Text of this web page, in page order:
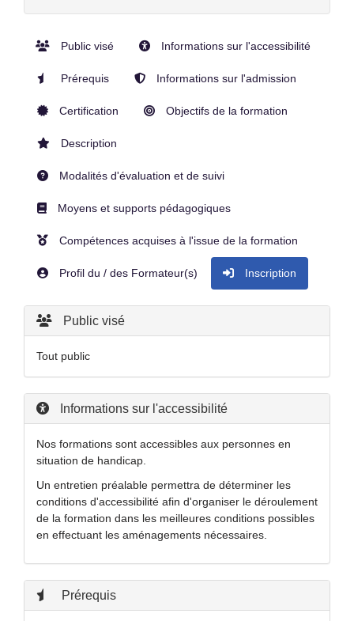
Public visé Informations sur l'accessibilité
Prérequis Informations sur l'admission
Certification Objectifs de la formation
Description
Modalités d'évaluation et de suivi
Moyens et supports pédagogiques
Compétences acquises à l'issue de la formation
Profil du / des Formateur(s) Inscription
Public visé
Tout public
Informations sur l'accessibilité
Nos formations sont accessibles aux personnes en
situation de handicap.
Un entretien préalable permettra de déterminer les
conditions d'accessibilité afin d'organiser le déroulement
de la formation dans les meilleures conditions possibles
en effectuant les aménagements nécessaires.
Prérequis